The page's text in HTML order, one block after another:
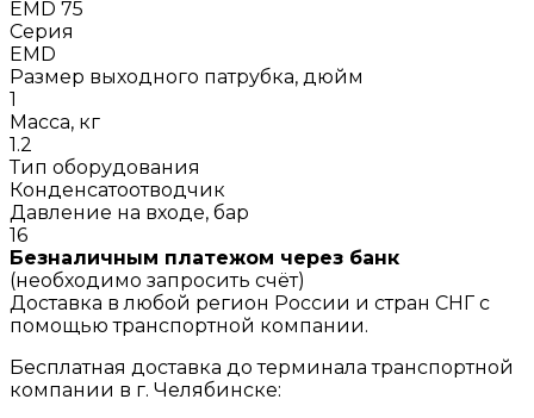
EMD 75
Серия
EMD
Размер выходного патрубка, дюйм
1
Масса, кг
1.2
Тип оборудования
Конденсатоотводчик
Давление на входе, бар
16
Безналичным платежом через банк
(необходимо запросить счёт)
Доставка в любой регион России и стран СНГ с
помощью транспортной компании.
Бесплатная доставка до терминала транспортной
компании в г. Челябинске: